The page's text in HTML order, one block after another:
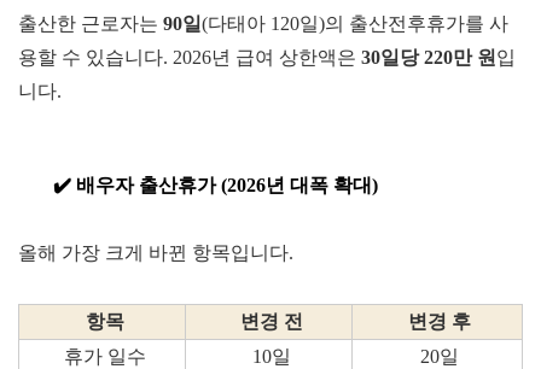
출산한 근로자는 90일(다태아 120일)의 출산전후휴가를 사
용할 수 있습니다. 2026년 급여 상한액은 30일당220만 원 입
니다.
✔️ 배우자 출산휴가 (2026년 대폭 확대)
올해 가장 크게 바뀐 항목입니다.
항목 변경 전
변경 후
휴가 일수
10일
20일